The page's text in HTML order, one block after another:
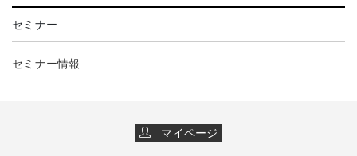
セミナー
セミナー情報
マイページ